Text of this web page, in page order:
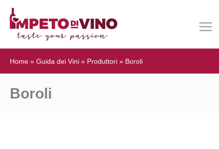
Home » Guida dei Vini » Produttori » Boroli
Boroli